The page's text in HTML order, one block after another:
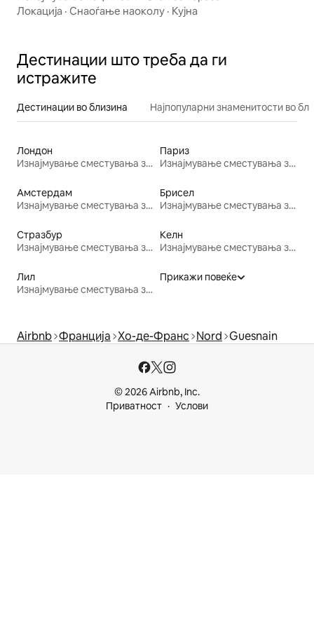
Локација · Снаоѓање наоколу · Кујна
Дестинации што треба да ги
истражите
Дестинации во близина Најпопуларни знаменитости во
Лондон
Изнајмување сместувања за одмор
Париз
Изнајмување сместувања за одмор
Амстердам
Изнајмување сместувања за одмор
Брисел
Изнајмување сместувања за одмор
Стразбур
Изнајмување сместувања за одмор
Келн
Изнајмување сместувања за одмор
Лил
Изнајмување сместувања за одмор
Прикажи повеќе
Airbnb Франција Хо-де-Франс Nord Guesnain
© 2026 Airbnb, Inc.
Приватност
Услови